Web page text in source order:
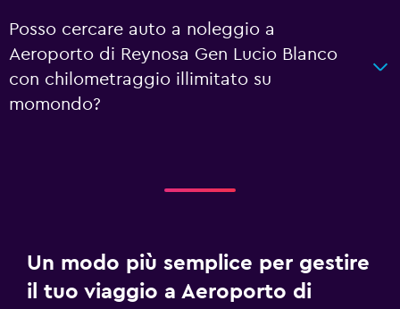
Posso cercare auto a noleggio a
Aeroporto di Reynosa Gen Lucio Blanco
con chilometraggio illimitato su
momondo?
Un modo più semplice per gestire
il tuo viaggio a Aeroporto di